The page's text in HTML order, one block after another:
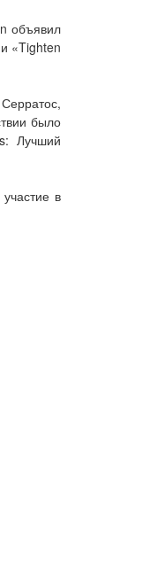
объявил
«Tighten
было
Лучший
в